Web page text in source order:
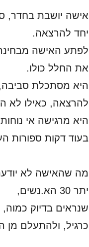
יחד להרצאה.
לפתע האישה
את החלל כולו.
היא מסתכלת
להרצאה, כאילו לא
היא מרגישה אי
בעוד דקות ספורות
מה שהאישה לא
יתר 30 הא.נשים,
שנראים בדיוק
כרגיל, ולהתעלם מן